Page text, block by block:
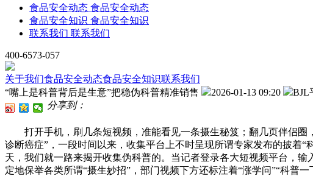
食品安全动态 食品安全动态
食品安全知识 食品安全知识
联系我们 联系我们
400-6573-057
关于我们食品安全动态食品安全知识联系我们
“嘴上是科普背后是生意”把稳伪科普精准销售
2026-01-13 09:20
BJL
分享到：
打开手机，刷几条短视频，准能看见一条摄生秘笈；翻几页伴侣圈
诊断癌症”，一段时间以来，收集平台上不时呈现所谓专家发布的披着
天，我们就一路来揭开收集伪科普的。当记者登录各大短视频平台，输
定地保举各类所谓“摄生妙招”，部门视频下方还标注着“涨学问”“科普